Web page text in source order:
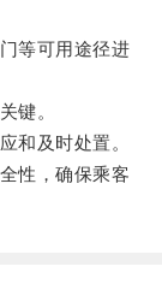
等可用途径进
键。
及时处置。
性，确保乘客